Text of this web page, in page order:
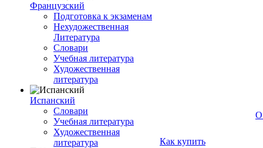
Французский
Подготовка к экзаменам
Нехудожественная
Литература
Словари
Учебная литература
Художественная
литература
Испанский
Словари
Учебная литература
Художественная
литература
Как купить
О